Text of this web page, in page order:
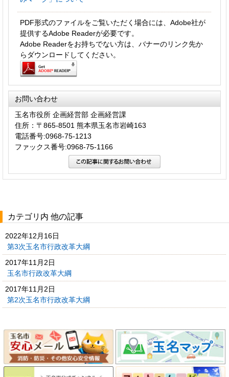
PDF形式のファイルをご覧いただく場合には、Adobe社が
提供するAdobe Readerが必要です。
Adobe Readerをお持ちでない方は、バナーのリンク先か
らダウンロードしてください。
お問い合わせ
玉名市役所 企画経営部 企画経営課
住所：〒865-8501 熊本県玉名市岩崎163
電話番号:0968-75-1213
ファックス番号:0968-75-1166
カテゴリ内 他の記事
2022年12月16日
第3次玉名市行政改革大綱
2017年11月2日
玉名市行政改革大綱
2017年11月2日
第2次玉名市行政改革大綱